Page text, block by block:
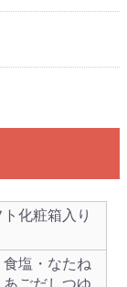
化粧箱入り
塩・なたね